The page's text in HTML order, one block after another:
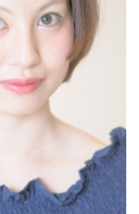
BLOG ブログ
REVIEW レビュー
SALON INFO
RECRUIT
お電話でご予約